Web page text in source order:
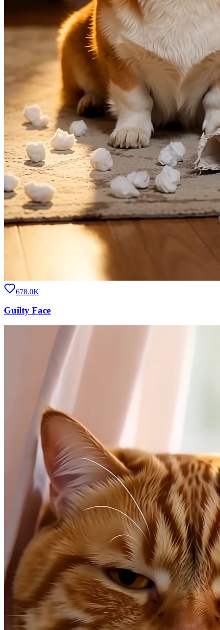
678.0K
Guilty Face